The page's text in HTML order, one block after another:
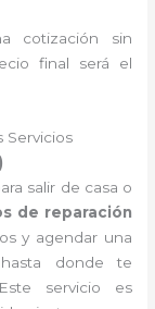
cotización sin
final será el
Servicios
salir de casa o
de reparación
y agendar una
donde te
servicio es